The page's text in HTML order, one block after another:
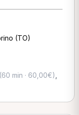
(TO)
(60 min · 60,00€)